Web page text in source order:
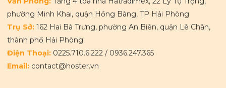
phường Minh Khai, quận Hồng Bàng, TP Hải Phòng
Trụ Sở: 162 Hai Bà Trưng, phường An Biên, quận Lê Chân,
thành phố Hải Phòng
Điện Thoại: 0225.710.6.222 / 0936.247.365
Email: contact@hoster.vn